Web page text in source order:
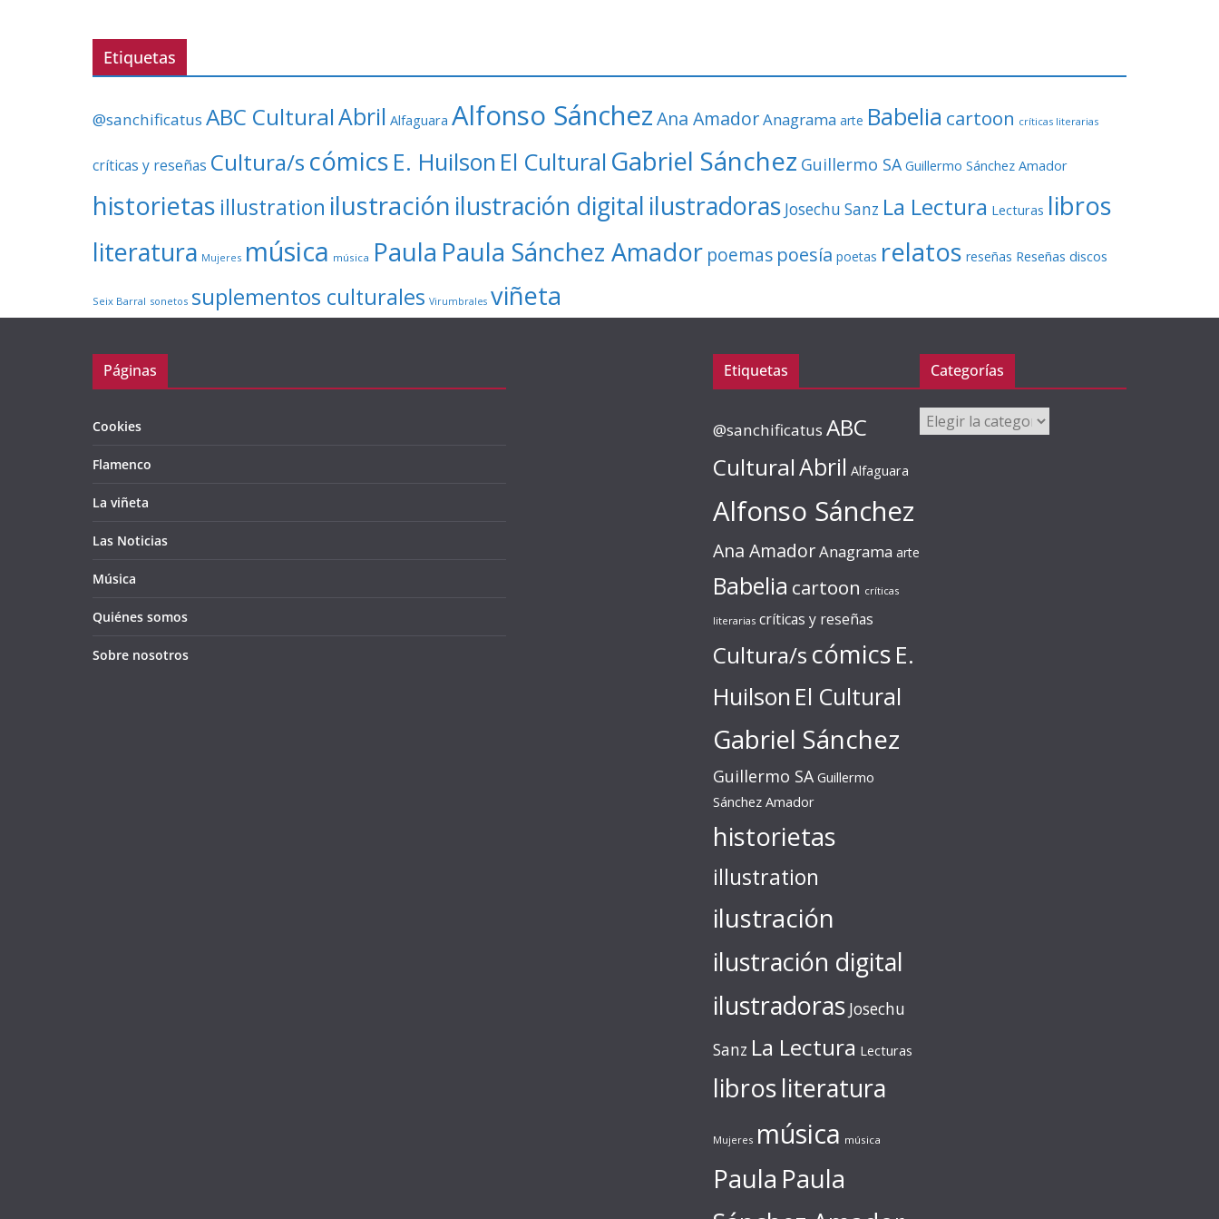
í
e
Etiquetas
@sanchificatus ABC CulturalAbril Alfaguara Alfonso SánchezAna AmadorAnagrama arte Babelia cartoon críticas literarias
críticas y reseñas Cultura/s cómics E. Huilson El Cultural Gabriel Sánchez Guillermo SA Guillermo Sánchez Amador
historietas illustration ilustración ilustración digital ilustradoras Josechu Sanz La Lectura Lecturas libros
literatura Mujeres música música Paula Paula Sánchez Amador poemas poesía poetas relatos reseñas Reseñas discos
Seix Barral sonetos suplementos culturales Virumbrales viñeta
Páginas
Cookies
Flamenco
La viñeta
Las Noticias
Música
Quiénes somos
Sobre nosotros
Etiquetas
@sanchificatus ABC
CulturalAbril Alfaguara
Alfonso Sánchez
Ana AmadorAnagrama arte
Babelia cartoon críticas
literarias críticas y reseñas
Cultura/s cómics E.
Huilson El Cultural
Gabriel Sánchez
Guillermo SA Guillermo
Sánchez Amador
historietas
illustration
ilustración
ilustración digital
ilustradoras Josechu
Sanz La Lectura Lecturas
librosliteratura
Mujeres música música
Paula Paula
Categorías
Categorías